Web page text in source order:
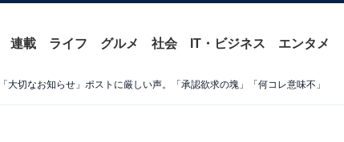
連載 ライフ グルメ 社会 IT・ビジネス エンタメ
大切なお知らせ」ポストに厳しい声。「承認欲求の塊」「何コレ意味不」